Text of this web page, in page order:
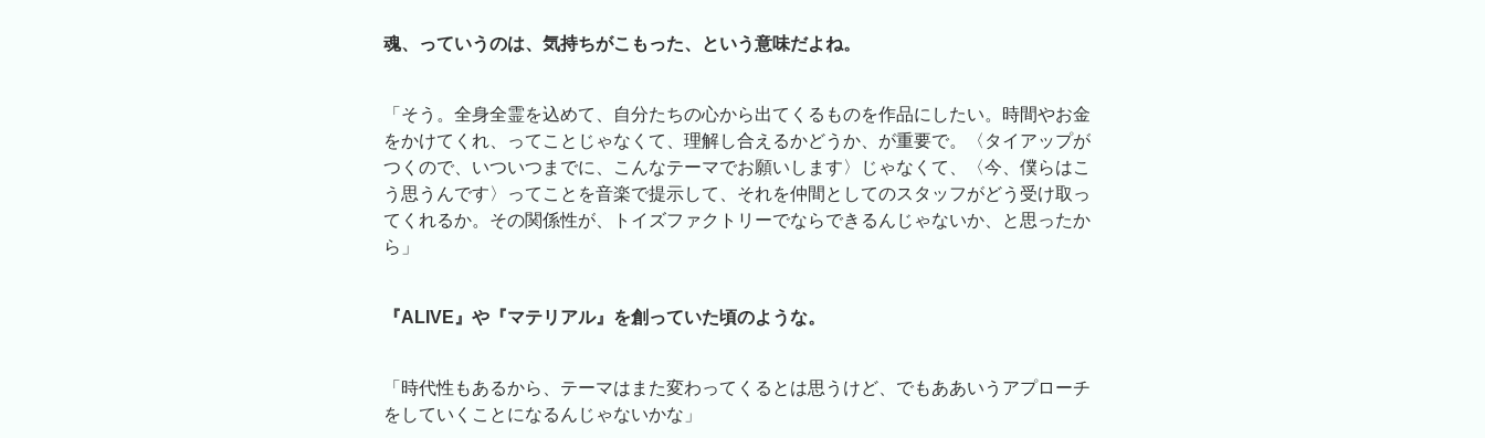
魂、っていうのは、気持ちがこもった、という意味だよね。
「そう。全身全霊を込めて、自分たちの心から出てくるものを作品にしたい。時間やお金
をかけてくれ、ってことじゃなくて、理解し合えるかどうか、が重要で。〈タイアップが
つくので、いついつまでに、こんなテーマでお願いします〉じゃなくて、〈今、僕らはこ
う思うんです〉ってことを音楽で提示して、それを仲間としてのスタッフがどう受け取っ
てくれるか。その関係性が、トイズファクトリーでならできるんじゃないか、と思ったか
ら」
『ALIVE』や『マテリアル』を創っていた頃のような。
「時代性もあるから、テーマはまた変わってくるとは思うけど、でもああいうアプローチ
をしていくことになるんじゃないかな」